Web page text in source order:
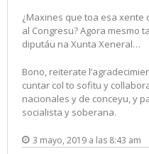
¿Maxines que toa esa xente
al Congresu? Agora mesmo
diputáu na Xunta Xeneral…
Bono, reiterate
cuntar col to sofitu y
nacionales y de conceyu, y
socialista y soberana.
3 mayo, 2019 a las 8:43 am